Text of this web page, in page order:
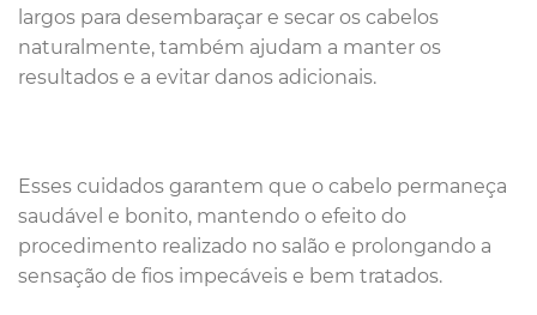
largos para desembaraçar e secar os cabelos
naturalmente, também ajudam a manter os
resultados e a evitar danos adicionais.
Esses cuidados garantem que o cabelo permaneça
saudável e bonito, mantendo o efeito do
procedimento realizado no salão e prolongando a
sensação de fios impecáveis e bem tratados.